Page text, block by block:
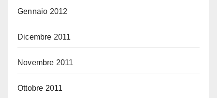
Gennaio 2012
Dicembre 2011
Novembre 2011
Ottobre 2011